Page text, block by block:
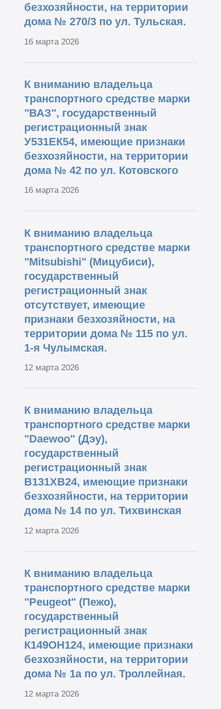
безхозяйности, на территории
дома № 270/3 по ул. Тульская.
16 марта 2026
К вниманию владельца
транспортного средстве марки
"ВАЗ", государственный
регистрационный знак
У531ЕК54, имеющие признаки
безхозяйности, на территории
дома № 42 по ул. Котовского
16 марта 2026
К вниманию владельца
транспортного средстве марки
"Mitsubishi" (Мицубиси),
государственный
регистрационный знак
отсутствует, имеющие
признаки безхозяйности, на
территории дома № 115 по ул.
1-я Чулымская.
12 марта 2026
К вниманию владельца
транспортного средстве марки
"Daewoo" (Дэу),
государственный
регистрационный знак
В131ХВ24, имеющие признаки
безхозяйности, на территории
дома № 14 по ул. Тихвинская
12 марта 2026
К вниманию владельца
транспортного средстве марки
"Peugeot" (Пежо),
государственный
регистрационный знак
К149ОН124, имеющие признаки
безхозяйности, на территории
дома № 1а по ул. Троллейная.
12 марта 2026